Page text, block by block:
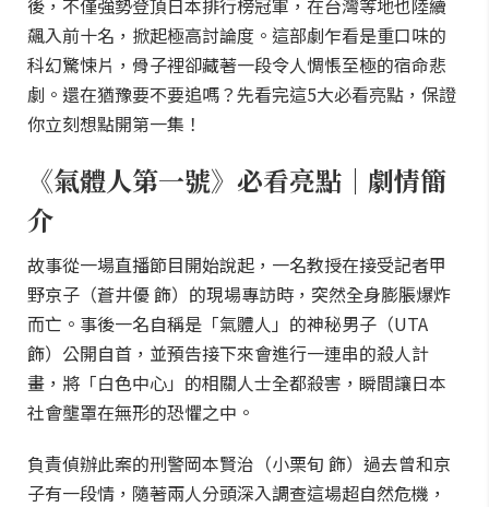
後，不僅強勢登頂日本排行榜冠軍，在台灣等地也陸續
飆入前十名，掀起極高討論度。這部劇乍看是重口味的
科幻驚悚片，骨子裡卻藏著一段令人惆悵至極的宿命悲
劇。還在猶豫要不要追嗎？先看完這5大必看亮點，保證
你立刻想點開第一集！
《氣體人第一號》必看亮點｜劇情簡
介
故事從一場直播節目開始說起，一名教授在接受記者甲
野京子（蒼井優 飾）的現場專訪時，突然全身膨脹爆炸
而亡。事後一名自稱是「氣體人」的神秘男子（UTA
飾）公開自首，並預告接下來會進行一連串的殺人計
畫，將「白色中心」的相關人士全都殺害，瞬間讓日本
社會壟罩在無形的恐懼之中。
負責偵辦此案的刑警岡本賢治（小栗旬 飾）過去曾和京
子有一段情，隨著兩人分頭深入調查這場超自然危機，